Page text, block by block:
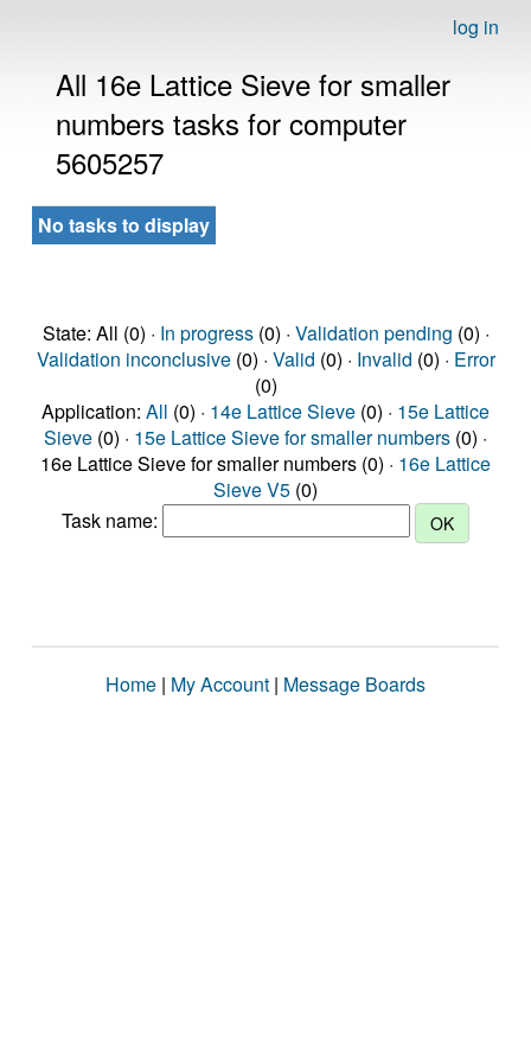
log in
All 16e Lattice Sieve for smaller
numbers tasks for computer
5605257
No tasks to display
State: All (0) · In progress(0) · Validation pending (0) ·
Validation inconclusive(0) · Valid (0) · Invalid (0) · Error
(0)
Application: All (0) · 14e Lattice Sieve (0) · 15e Lattice
Sieve (0) · 15e Lattice Sieve for smaller numbers (0) ·
16e Lattice Sieve for smaller numbers (0) · 16e Lattice
Sieve V5 (0)
Task name:
Home | My Account | Message Boards